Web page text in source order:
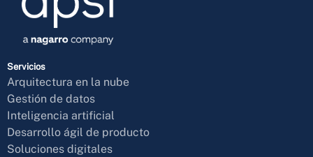
Servicios
Arquitectura en la nube
Gestión de datos
Inteligencia artificial
Desarrollo ágil de producto
Soluciones digitales